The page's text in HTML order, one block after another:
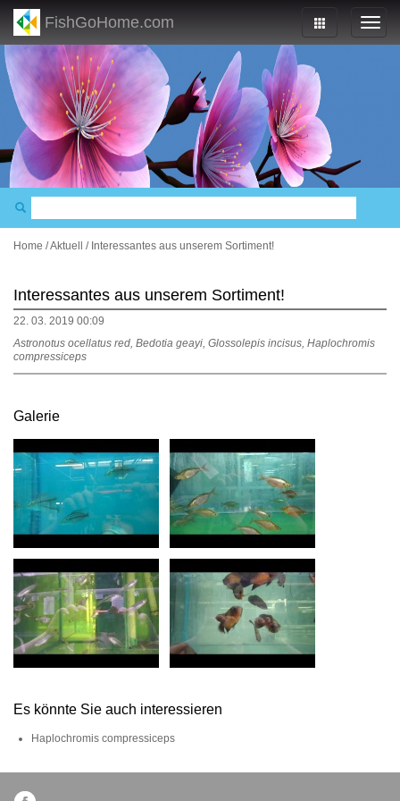
FishGoHome.com
Home /Aktuell / Interessantes aus unserem Sortiment!
Interessantes aus unserem Sortiment!
22. 03. 2019 00:09
Astronotus ocellatus red, Bedotia geayi, Glossolepis incisus, Haplochromis
compressiceps
Galerie
Es könnte Sie auch interessieren
Haplochromis compressiceps